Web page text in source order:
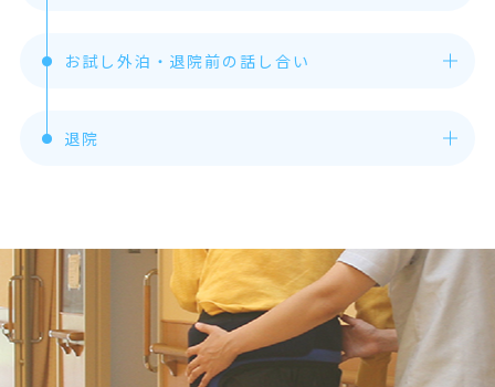
お試し外泊・退院前の話し合い
退院